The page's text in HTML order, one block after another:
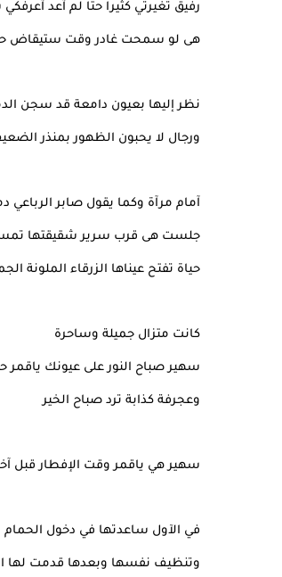
رفيق تغيرتي كثيرا حتا لم آعد
هى لو سمحت غادر وقت ستيقاض
نظر إليها بعيون دامعة قد سجن
ورجال لا يحبون الظهور بمنذر
آمام مرآة وكما يقول صابر الرباعي
جلست هى قرب سرير شقيقتها
حياة تفتح عيناها الزرقاء الملونة
كانت متزال جميلة وساحرة
سهير صباح النور على عيونك ياقمر
وعجرفة كذابة ترد صباح الخير
سهير هي ياقمر وقت الإفطار قبل
في الآول ساعدتها في دخول الحمام
وتنظيف نفسها وبعدها قدمت لها